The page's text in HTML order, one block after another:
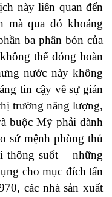
này liên quan đến
mà qua đó khoảng
ba phân bón của
thể đóng hoàn
nước này không
tin cậy về sự gián
trường năng lượng,
buộc Mỹ phải dành
sứ mệnh phòng thủ
thông suốt – những
cho mục đích tấn
các nhà sản xuất